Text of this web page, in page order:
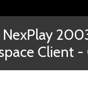
NexPlay
Client -